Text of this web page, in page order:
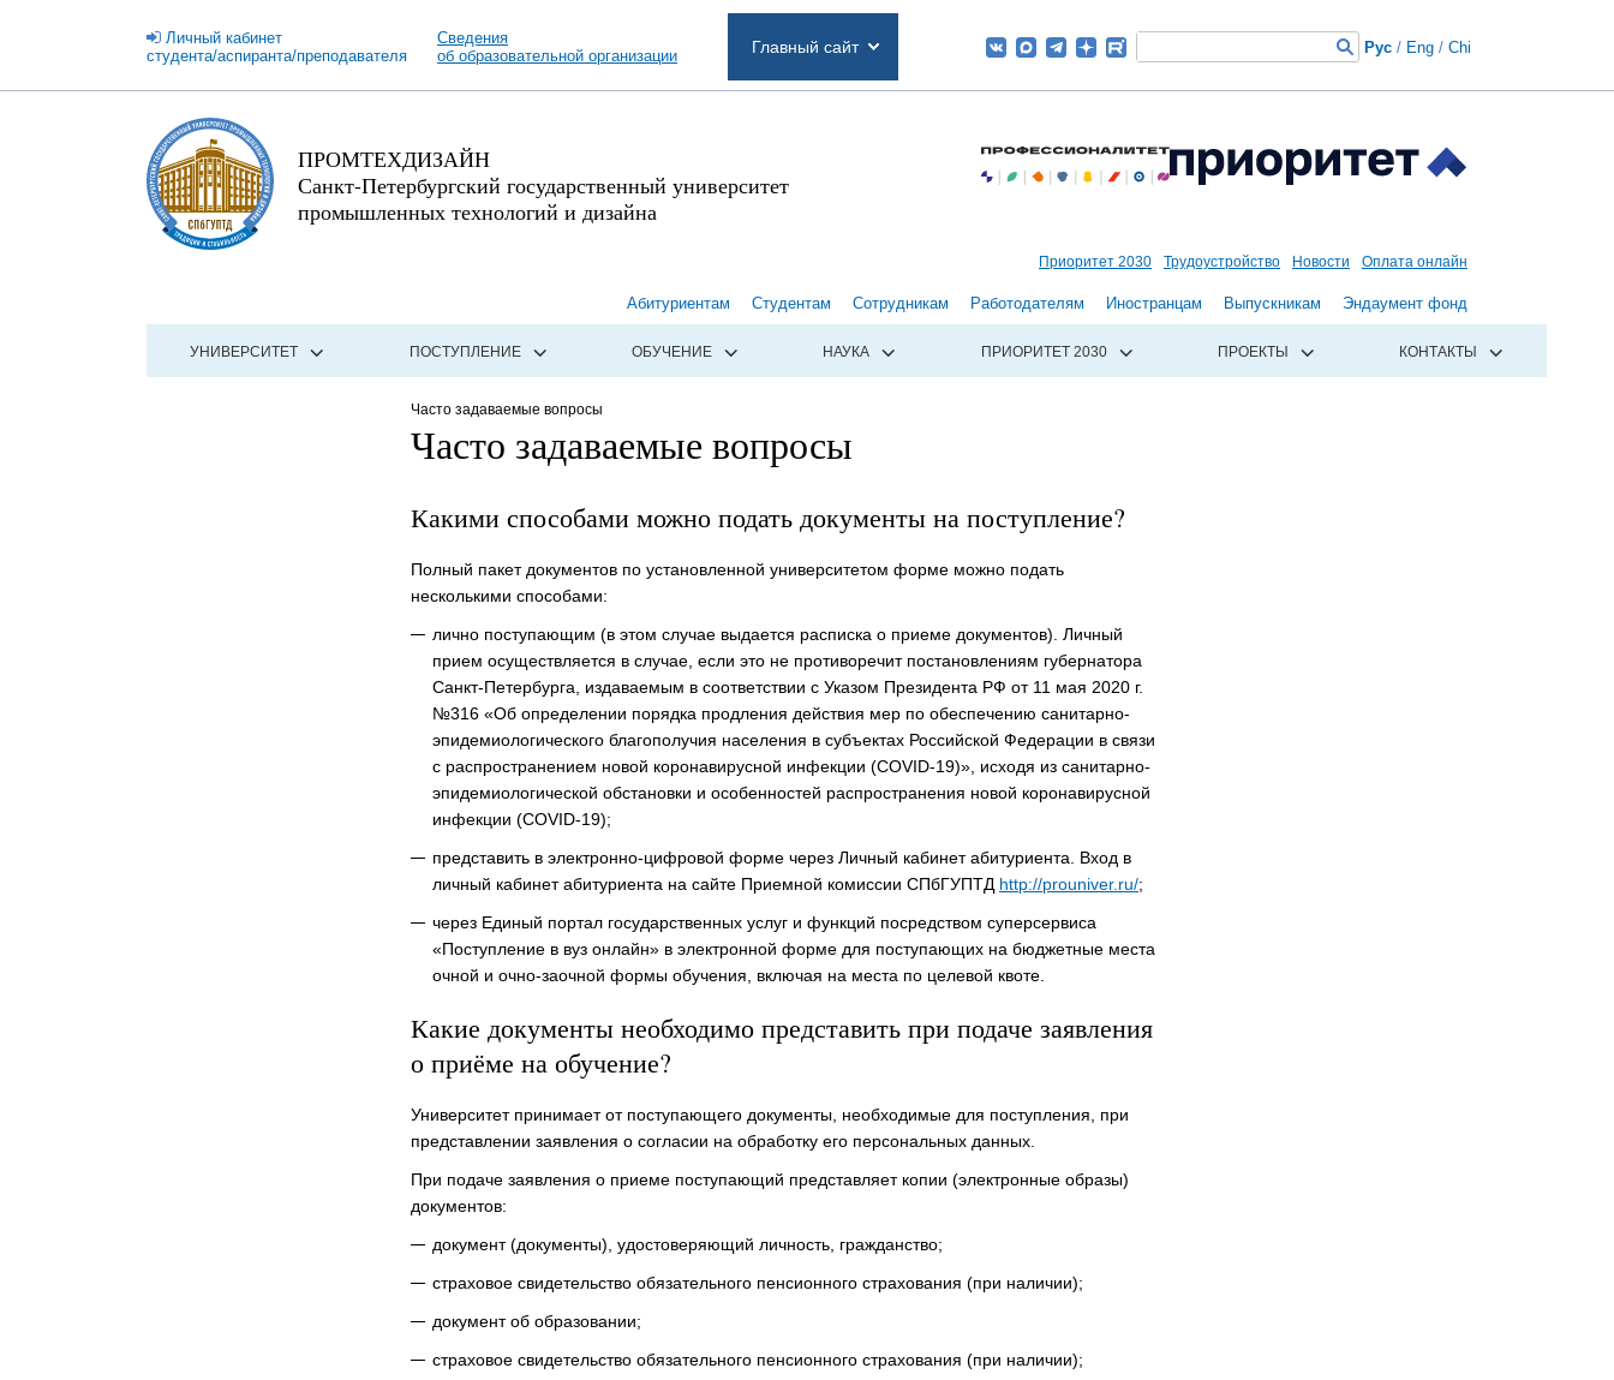
Личный кабинет
студента/аспиранта/преподавателя
Сведения
об образовательной организации
Главный сайт Рус / Eng / Chi
ПРОМТЕХДИЗАЙН
Санкт-Петербургский государственный университет
промышленных технологий и дизайна
Приоритет 2030 Трудоустройство Новости Оплата онлайн
Абитуриентам Студентам Сотрудникам Работодателям Иностранцам Выпускникам Эндаумент фонд
УНИВЕРСИТЕТ ПОСТУПЛЕНИЕ ОБУЧЕНИЕ НАУКА ПРИОРИТЕТ 2030 ПРОЕКТЫ КОНТАКТЫ
Часто задаваемые вопросы
Часто задаваемые вопросы
Какими способами можно подать документы на поступление?
Полный пакет документов по установленной университетом форме можно подать
несколькими способами:
лично поступающим (в этом случае выдается расписка о приеме документов). Личный
прием осуществляется в случае, если это не противоречит постановлениям губернатора
Санкт-Петербурга, издаваемым в соответствии с Указом Президента РФ от 11 мая 2020 г.
№316 «Об определении порядка продления действия мер по обеспечению санитарно-
эпидемиологического благополучия населения в субъектах Российской Федерации в связи
с распространением новой коронавирусной инфекции (СOVID-19)», исходя из санитарно-
эпидемиологической обстановки и особенностей распространения новой коронавирусной
инфекции (СOVID-19);
представить в электронно-цифровой форме через Личный кабинет абитуриента. Вход в
личный кабинет абитуриента на сайте Приемной комиссии СПбГУПТД http://prouniver.ru/;
через Единый портал государственных услуг и функций посредством суперсервиса
«Поступление в вуз онлайн» в электронной форме для поступающих на бюджетные места
очной и очно-заочной формы обучения, включая на места по целевой квоте.
Какие документы необходимо представить при подаче заявления
о приёме на обучение?
Университет принимает от поступающего документы, необходимые для поступления, при
представлении заявления о согласии на обработку его персональных данных.
При подаче заявления о приеме поступающий представляет копии (электронные образы)
документов:
документ (документы), удостоверяющий личность, гражданство;
страховое свидетельство обязательного пенсионного страхования (при наличии);
документ об образовании;
страховое свидетельство обязательного пенсионного страхования (при наличии);